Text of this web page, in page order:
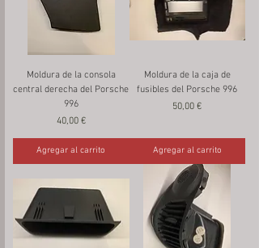
Moldura de la consola
central derecha del Porsche
996
Precio
40,00 €
Agregar al carrito
Moldura de la caja de
fusibles del Porsche 996
Precio
50,00 €
Agregar al carrito